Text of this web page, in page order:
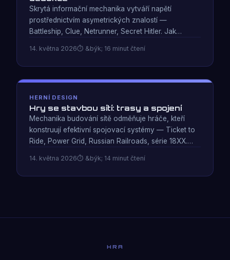
Skrytá informační mechanika vytváří napětí
prostřednictvím asymetrických znalostí —
Battleship, Clue, Netrunner, Secret Hitler. Jak
14. května 2026 &býk; 16 minut čtení
HERNÍ DESIGN
Hry se stavbou sítí: trasy a spojení
Mechanika budování sítě odměňuje hráče, kteří
konstruují efektivní spojovací systémy — Ticket to
Ride, Power Grid, Russian Railroads, série 18XX.
14. května 2026 &býk; 14 minut čtení
HRA